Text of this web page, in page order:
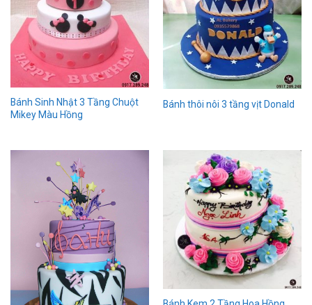
Bánh Sinh Nhật 3 Tầng Chuột
Mikey Màu Hồng
Bánh thôi nôi 3 tầng vịt Donald